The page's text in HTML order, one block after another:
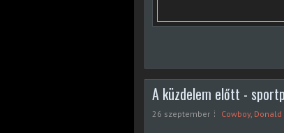
A küzdelem előtt -
26 szeptember Cowboy, Donald